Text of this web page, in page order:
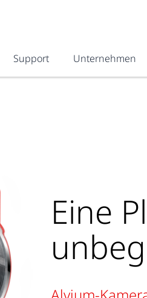
Support Unternehmen
Eine